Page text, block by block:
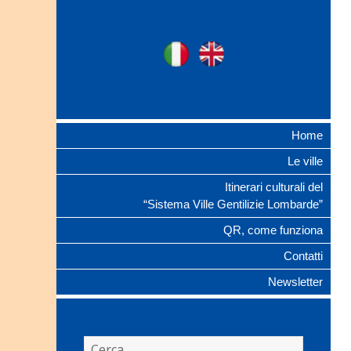
Ville Gentilizie
Ita
Home
Le ville
Itinerari culturali del
“Sistema Ville Gentilizie Lombarde”
QR, come funziona
Contatti
Newsletter
Ricerca